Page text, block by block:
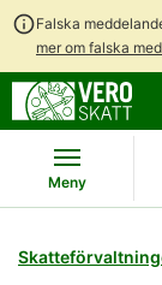
Falska
mer om falska
Meny